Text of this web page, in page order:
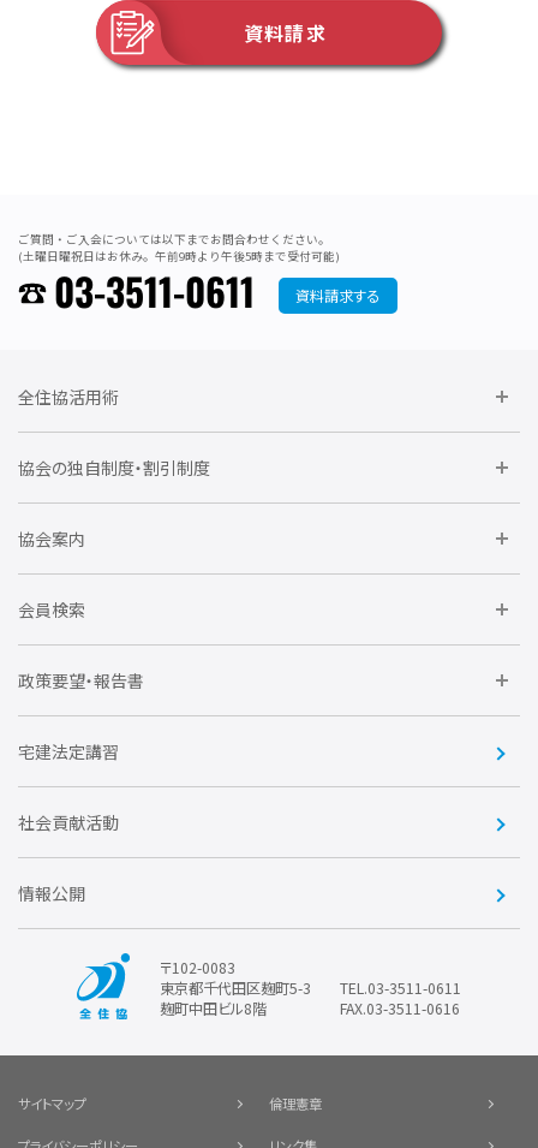
資料請求
ご質問・ご入会については以下までお問合わせください。
(土曜日曜祝日はお休み。午前9時より午後5時まで受付可能)
03-3511-0611 資料請求する
全住協活用術
委員会に参加しよう
要望活動に参加しよう
協会の独自制度・割引制度
住宅瑕疵担保責任保険割引制度
全住協NET
不動産後見アドバイザー資格講習
会
全住協ビジネスショップ
協会案内
運営組織
トライアル会員制度
会員検索
企業会員
賛助会員
政策要望・報告書
住宅・土地税制改正要望
優良事業表彰
宅建法定講習
社会貢献活動
情報公開
〒102-0083
東京都千代田区麹町5-3
麹町中田ビル8階
TEL.03-3511-0611
FAX.03-3511-0616
サイトマップ 倫理憲章